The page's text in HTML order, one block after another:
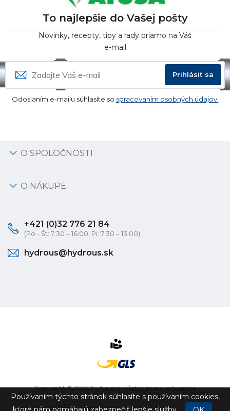
To najlepšie do Vašej pošty
Novinky, recepty, tipy a rady priamo na Váš
e-mail
Prihlásiť sa
Odoslaním e-mailu súhlasíte so spracovaním osobných údajov.
O SPOLOČNOSTI
O NÁKUPE
+421 (0)32 776 21 84
(Po - Št: 7:30 – 16:00, Pi: 7:30 – 13:00)
hydrous@hydrous.sk
Copyright © 2026 hydrous.sk Všetky práva vyhradené
eshop na mieruvytvorilovibration.sk
Používaním týchto stránok súhlasíte s používaním cookies,